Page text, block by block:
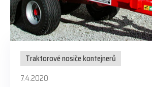
Traktorové nosiče kontejnerů
7.4.2020